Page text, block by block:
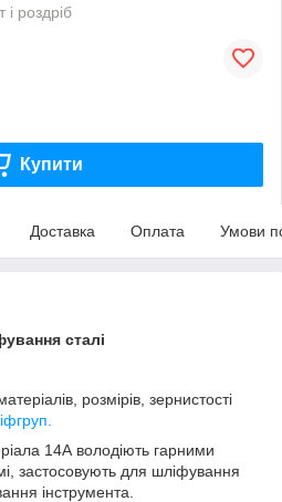
і роздріб
Купити
Доставка Оплата Умови
сталі
розмірів, зернистості
14А володіють гарними
застосовують для шліфування
інструмента.